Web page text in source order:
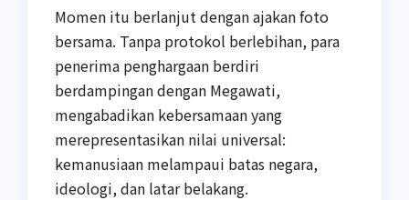
Momen itu berlanjut dengan ajakan foto
bersama. Tanpa protokol berlebihan, para
penerima penghargaan berdiri
berdampingan dengan Megawati,
mengabadikan kebersamaan yang
merepresentasikan nilai universal:
kemanusiaan melampaui batas negara,
ideologi, dan latar belakang.